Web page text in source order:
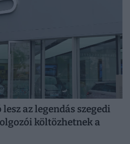
az legendás szegedi
költözhetnek a